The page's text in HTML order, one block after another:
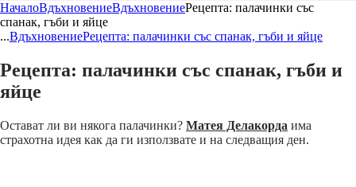
НачалоВдъхновениеВдъхновениеРецепта: палачинки със
спанак, гъби и яйце
...ВдъхновениеРецепта: палачинки със спанак, гъби и яйце
Рецепта: палачинки със спанак, гъби и
яйце
Остават ли ви някога палачинки? Матея Делакорда има
страхотна идея как да ги използвате и на следващия ден.